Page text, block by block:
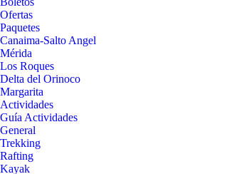
Ofertas
Paquetes
Canaima-Salto Angel
Mérida
Los Roques
Delta del Orinoco
Margarita
Actividades
Guía Actividades
General
Trekking
Rafting
Kayak